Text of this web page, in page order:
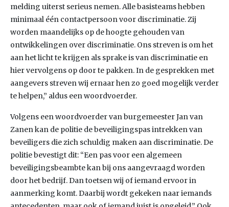
melding uiterst serieus nemen. Alle basisteams hebben
minimaal één contactpersoon voor discriminatie. Zij
worden maandelijks op de hoogte gehouden van
ontwikkelingen over discriminatie. Ons streven is om het
aan het licht te krijgen als sprake is van discriminatie en
hier vervolgens op door te pakken. In de gesprekken met
aangevers streven wij ernaar hen zo goed mogelijk verder
te helpen,” aldus een woordvoerder.
Volgens een woordvoerder van burgemeester Jan van
Zanen kan de politie de beveiligingspas intrekken van
beveiligers die zich schuldig maken aan discriminatie. De
politie bevestigt dit: “Een pas voor een algemeen
beveiligingsbeambte kan bij ons aangevraagd worden
door het bedrijf. Dan toetsen wij of iemand ervoor in
aanmerking komt. Daarbij wordt gekeken naar iemands